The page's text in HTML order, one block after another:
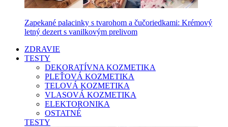
Zapekané palacinky s tvarohom a čučoriedkami: Krémový
letný dezert s vanilkovým prelivom
ZDRAVIE
TESTY
DEKORATÍVNA KOZMETIKA
PLEŤOVÁ KOZMETIKA
TELOVÁ KOZMETIKA
VLASOVÁ KOZMETIKA
ELEKTORONIKA
OSTATNÉ
TESTY